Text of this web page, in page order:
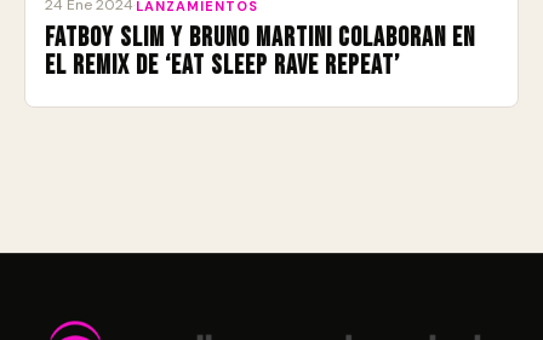
24 Ene 2024 LANZAMIENTOS
Fatboy Slim y Bruno Martini colaboran en
el remix de ‘Eat Sleep Rave Repeat’